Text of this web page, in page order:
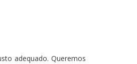
adequado. Queremos